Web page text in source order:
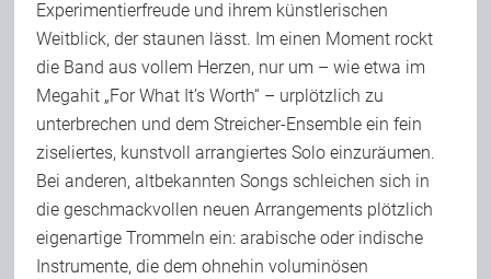
Experimentierfreude und ihrem künstlerischen
Weitblick, der staunen lässt. Im einen Moment rockt
die Band aus vollem Herzen, nur um – wie etwa im
Megahit „For What It’s Worth“ – urplötzlich zu
unterbrechen und dem Streicher-Ensemble ein fein
ziseliertes, kunstvoll arrangiertes Solo einzuräumen.
Bei anderen, altbekannten Songs schleichen sich in
die geschmackvollen neuen Arrangements plötzlich
eigenartige Trommeln ein: arabische oder indische
Instrumente, die dem ohnehin voluminösen